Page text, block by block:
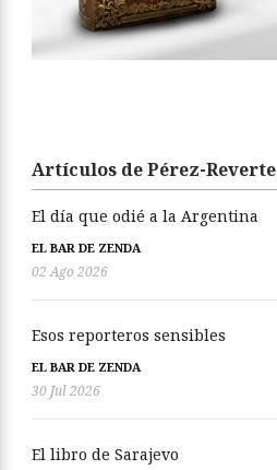
Artículos de Pérez-Reverte
El día que odié a la Argentina
EL BAR DE ZENDA
02 Ago 2026
Esos reporteros sensibles
EL BAR DE ZENDA
30 Jul 2026
El libro de Sarajevo